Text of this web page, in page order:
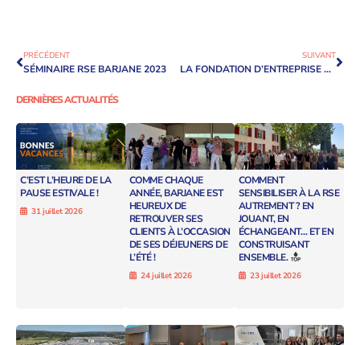
PRÉCÉDENT
SÉMINAIRE RSE BARJANE 2023
SUIVANT
LA FONDATION D’ENTREPRISE BARJANE X NICOLAS SAVANT-AIRA : EN ROUTE VERS LES JEUX PARALYMPIQUES DE PARIS 2024
DERNIÈRES ACTUALITÉS
C’EST L’HEURE DE LA
PAUSE ESTIVALE !
31 juillet 2026
COMME CHAQUE
ANNÉE, BARJANE EST
HEUREUX DE
RETROUVER SES
CLIENTS À L’OCCASION
DE SES DÉJEUNERS DE
L’ÉTÉ !
24 juillet 2026
COMMENT
SENSIBILISER À LA RSE
AUTREMENT ? EN
JOUANT, EN
ÉCHANGEANT… ET EN
CONSTRUISANT
ENSEMBLE.
23 juillet 2026